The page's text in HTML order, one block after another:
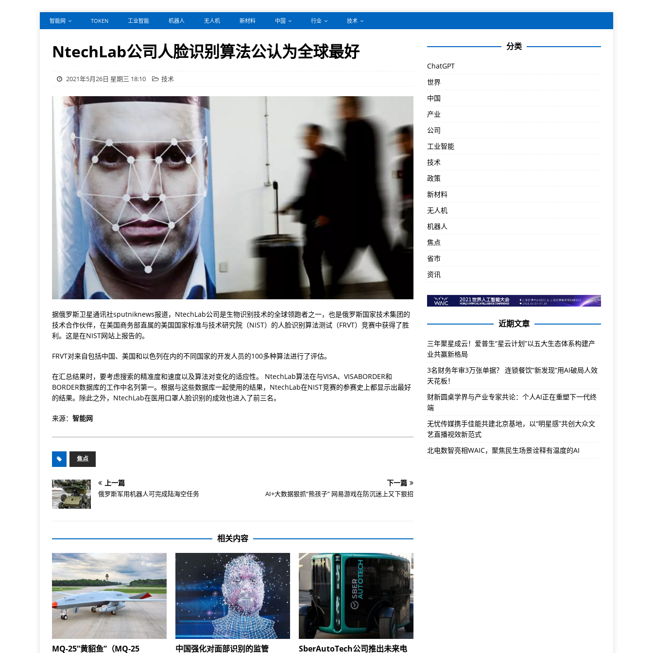
智能网 TOKEN 工业智能 机器人 无人机 新材料 中国 行业 技术
NtechLab公司人脸识别算法公认为全球最好
2021年5月26日 星期三 18:10 技术
据俄罗斯卫星通讯社sputniknews报道，NtechLab公司是生物识别技术的全球领跑者之一，也是俄罗斯国家技术集团的
技术合作伙伴，在美国商务部直属的美国国家标准与技术研究院（NIST）的人脸识别算法测试（FRVT）竞赛中获得了胜
利。这是在NIST网站上报告的。
FRVT对来自包括中国、美国和以色列在内的不同国家的开发人员的100多种算法进行了评估。
在汇总结果时，要考虑搜索的精准度和速度以及算法对变化的适应性。 NtechLab算法在与VISA、VISABORDER和
BORDER数据库的工作中名列第一。根据与这些数据库一起使用的结果，NtechLab在NIST竞赛的参赛史上都显示出最好
的结果。除此之外，NtechLab在医用口罩人脸识别的成效也进入了前三名。
来源： 智能网
焦点
上一篇
俄罗斯军用机器人可完成陆海空任务
下一篇
AI+大数据狠抓“熊孩子” 网易游戏在防沉迷上又下狠招
相关内容
MQ-25”黄貂鱼”（MQ-25 中国强化对面部识别的监管 SberAutoTech公司推出未来电
分类
ChatGPT
世界
中国
产业
公司
工业智能
技术
政策
新材料
无人机
机器人
焦点
省市
资讯
近期文章
三年聚星成云！爱普生“星云计划”以五大生态体系构建产
业共赢新格局
3名财务年审3万张单据？ 连锁餐饮“新发现”用AI破局人效
天花板！
财新圆桌学界与产业专家共论：个人AI正在重塑下一代终
端
无忧传媒携手佳能共建北京基地，以“明星感”共创大众文
艺直播视效新范式
北电数智亮相WAIC，聚焦民生场景诠释有温度的AI